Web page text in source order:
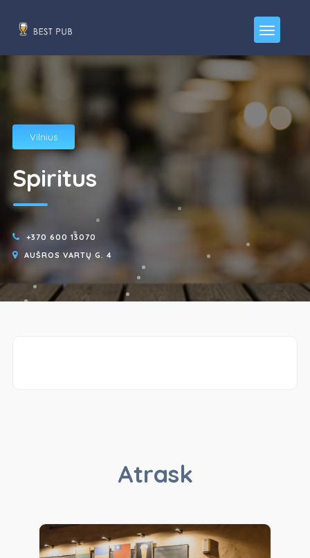
Vilnius
Spiritus
+370 600 13070
AUŠROS VARTŲ G. 4
Atrask